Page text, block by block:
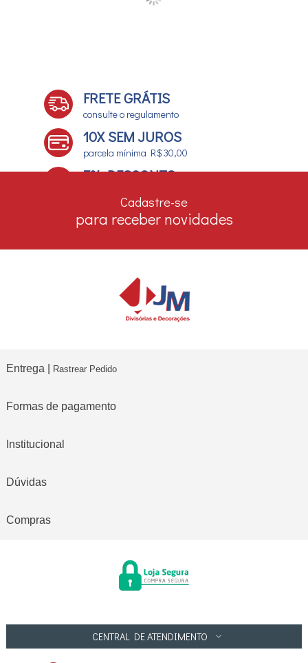
FRETE GRÁTIS
consulte o regulamento
10X SEM JUROS
parcela mínima R$ 30,00
7% DESCONTO
Cadastre-se
para receber novidades
Entrega | Rastrear Pedido
Formas de pagamento
Institucional
Dúvidas
Compras
CENTRAL DE ATENDIMENTO